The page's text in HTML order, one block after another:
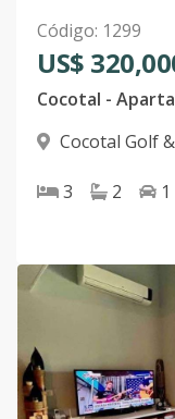
Código: 1299
US$
Cocotal -
Cocotal Golf
3 2 1